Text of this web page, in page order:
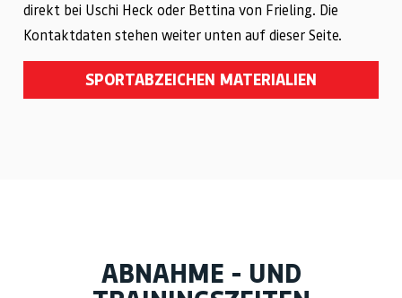
direkt bei Uschi Heck oder Bettina von Frieling. Die
Kontaktdaten stehen weiter unten auf dieser Seite.
SPORTABZEICHEN MATERIALIEN
ABNAHME - UND